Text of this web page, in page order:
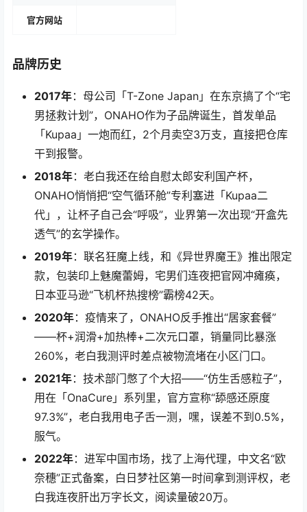
官方网站
品牌历史
2017年：母公司「T-Zone Japan」在东京搞了个“宅
男拯救计划”，ONAHO作为子品牌诞生，首发单品
「Kupaa」一炮而红，2个月卖空3万支，直接把仓库
干到报警。
2018年：老白我还在给自慰太郎安利国产杯，
ONAHO悄悄把“空气循环舱”专利塞进「Kupaa二
代」，让杯子自己会“呼吸”，业界第一次出现“开盒先
透气”的玄学操作。
2019年：联名狂魔上线，和《异世界魔王》推出限定
款，包装印上魅魔蕾姆，宅男们连夜把官网冲瘫痪，
日本亚马逊“飞机杯热搜榜”霸榜42天。
2020年：疫情来了，ONAHO反手推出“居家套餐”
——杯+润滑+加热棒+二次元口罩，销量同比暴涨
260%，老白我测评时差点被物流堵在小区门口。
2021年：技术部门憋了个大招——“仿生舌感粒子”，
用在「OnaCure」系列里，官方宣称“舔感还原度
97.3%”，老白我用电子舌一测，嘿，误差不到0.5%，
服气。
2022年：进军中国市场，找了上海代理，中文名“欧
奈穗”正式备案，白日梦社区第一时间拿到测评权，老
白我连夜肝出万字长文，阅读量破20万。